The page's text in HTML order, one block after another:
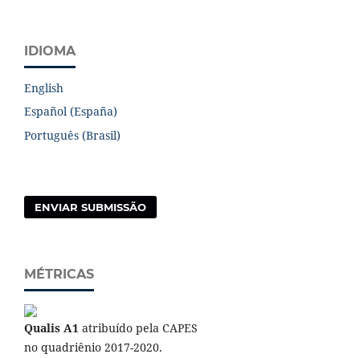
IDIOMA
English
Español (España)
Português (Brasil)
ENVIAR SUBMISSÃO
MÉTRICAS
Qualis A1 atribuído pela CAPES
no quadriênio 2017-2020.